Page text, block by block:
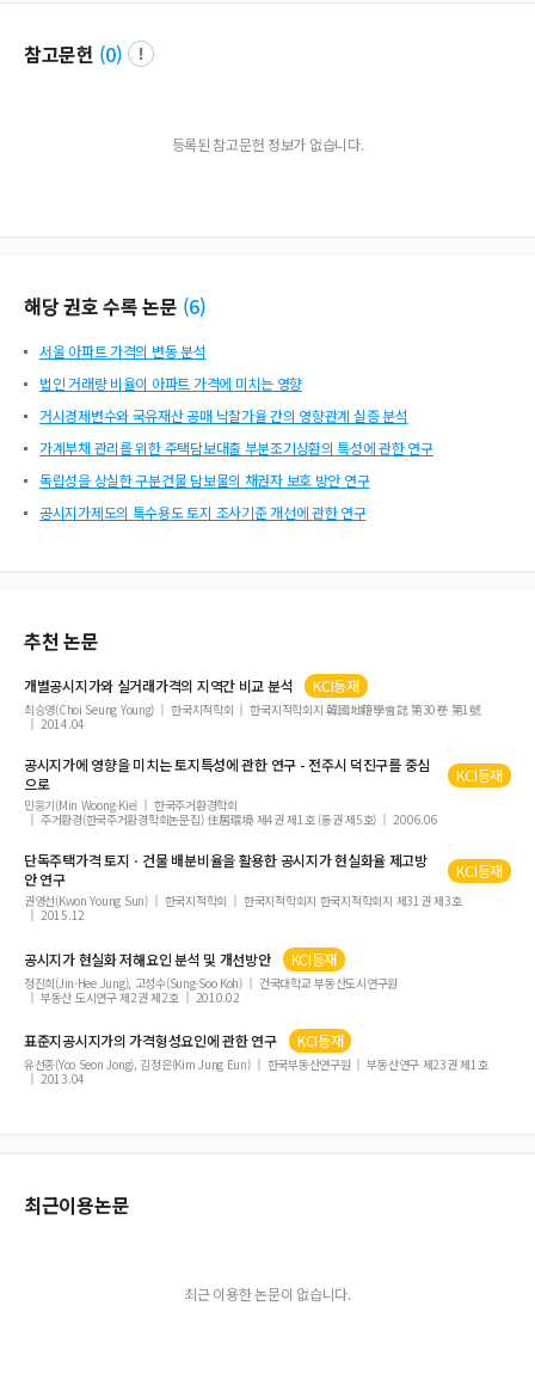
참고문헌 (0)
등록된 참고문헌 정보가 없습니다.
해당 권호 수록 논문 (6)
서울 아파트 가격의 변동 분석
법인 거래량 비율이 아파트 가격에 미치는 영향
거시경제변수와 국유재산 공매 낙찰가율 간의 영향관계 실증 분석
가계부채 관리를 위한 주택담보대출 부분조기상환의 특성에 관한 연구
독립성을 상실한 구분건물 담보물의 채권자 보호 방안 연구
공시지가제도의 특수용도 토지 조사기준 개선에 관한 연구
추천 논문
개별공시지가와 실거래가격의 지역간 비교 분석 KCI등재
최승영(Choi Seung Young) 한국지적학회
한국지적학회지 韓國地籍學會誌 第30卷 第1號
2014.04
공시지가에 영향을 미치는 토지특성에 관한 연구 - 전주시 덕진구를 중심
으로
KCI등재
민웅기(Min Woong-Kie)
한국주거환경학회
주거환경(한국주거환경학회논문집) 住居環境 제4권 제1호 (통권 제5호)
2006.06
단독주택가격 토지ㆍ건물 배분비율을 활용한 공시지가현실화율 제고방
안 연구
KCI등재
권영선(Kwon Young Sun) 한국지적학회
한국지적학회지 한국지적학회지 제31권 제3호
2015.12
공시지가현실화 저해요인 분석 및 개선방안 KCI등재
정진희(Jin-Hee Jung), 고성수(Sung-Soo Koh)
건국대학교 부동산도시연구원
부동산 도시연구 제2권 제2호
2010.02
표준지공시지가의 가격형성요인에 관한 연구 KCI등재
유선종(Yoo Seon Jong), 김정은(Kim Jung Eun) 한국부동산연구원
부동산연구 제23권 제1호
2013.04
최근이용논문
최근 이용한 논문이 없습니다.